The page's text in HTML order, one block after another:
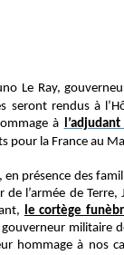
Le Ray,
seront rendus à
à
pour la France au
présence des
l’armée de Terre,
le cortège
militaire
hommage à nos